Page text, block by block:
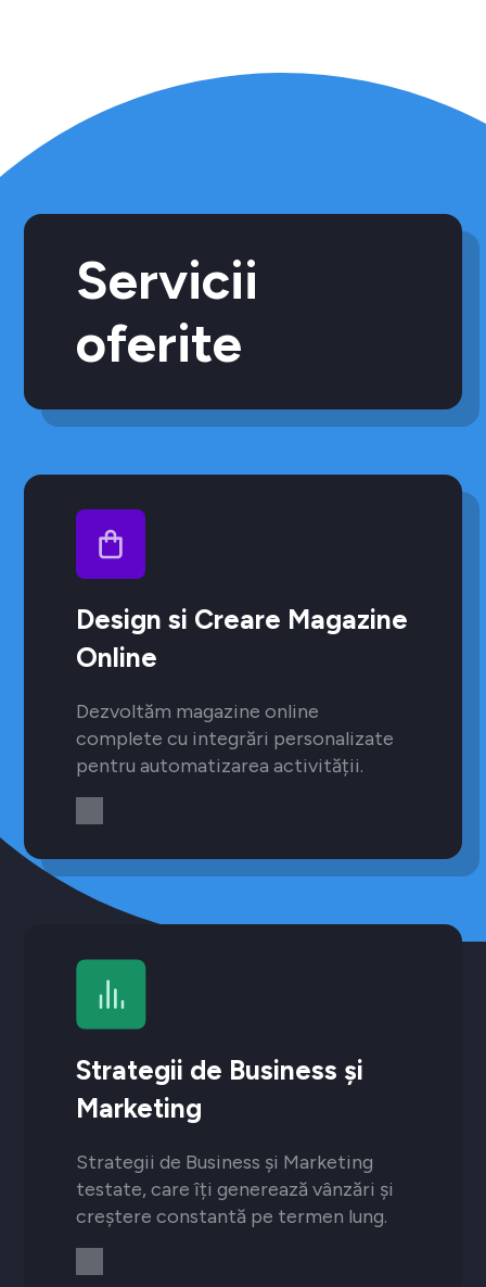
Servicii
oferite
Design si Creare Magazine
Online
Dezvoltăm magazine online
complete cu integrări personalizate
pentru automatizarea activității.
Strategii de Business și
Marketing
Strategii de Business și Marketing
testate, care îți generează vânzări și
creștere constantă pe termen lung.